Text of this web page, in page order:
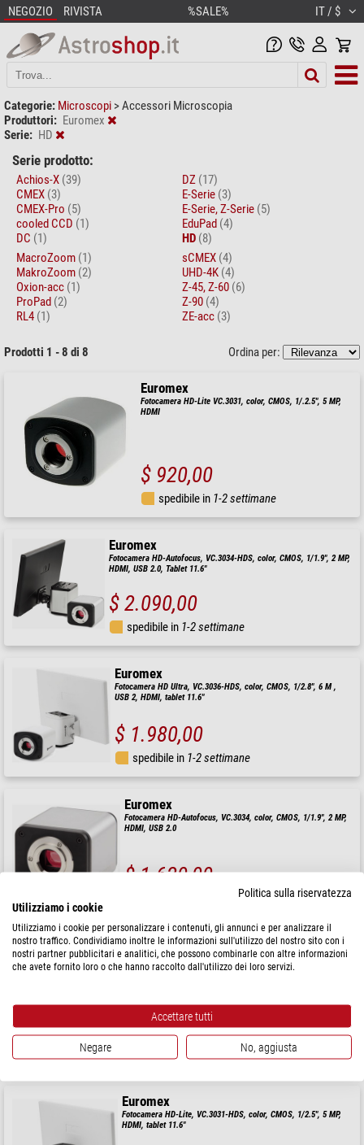
NEGOZIO RIVISTA %SALE% IT / $
Categorie: Microscopi >Accessori Microscopia
Produttori: Euromex
Serie: HD
Serie prodotto:
Achios-X (39)
CMEX (3)
CMEX-Pro (5)
cooled CCD (1)
DC (1)
DZ (17)
E-Serie (3)
E-Serie, Z-Serie (5)
EduPad (4)
HD (8)
MacroZoom (1)
MakroZoom (2)
Oxion-acc (1)
ProPad (2)
RL4 (1)
sCMEX (4)
UHD-4K (4)
Z-45, Z-60 (6)
Z-90 (4)
ZE-acc (3)
Prodotti 1 - 8 di 8 Ordina per:
Euromex
Fotocamera HD-Lite VC.3031, color, CMOS, 1/.2.5", 5 MP,
HDMI
$ 920,00
spedibile in 1-2 settimane
Euromex
Fotocamera HD-Autofocus, VC.3034-HDS, color, CMOS, 1/1.9", 2 MP,
HDMI, USB 2.0, Tablet 11.6"
$ 2.090,00
spedibile in 1-2 settimane
Euromex
Fotocamera HD Ultra, VC.3036-HDS, color, CMOS, 1/2.8", 6 M ,
USB 2, HDMI, tablet 11.6"
$ 1.980,00
spedibile in 1-2 settimane
Euromex
Fotocamera HD-Autofocus, VC.3034, color, CMOS, 1/1.9", 2 MP,
HDMI, USB 2.0
$ 1.620,00
1-2 settimane
Euromex
Fotocamera HD Ultra, VC.3036, color, CMOS, 1/2.8", 6 MP,
HDMI
$ 1.580,00
spedibile in1-2 settimane
Euromex
Fotocamera HD-Lite, VC.3031-HDS, color, CMOS, 1/2.5", 5 MP,
HDMI, tablet 11.6"
Politica sulla riservatezza
Utilizziamo i cookie
Utilizziamo i cookie per personalizzare i contenuti, gli annunci e per analizzare il
nostro traffico. Condividiamo inoltre le informazioni sull'utilizzo del nostro sito con i
nostri partner pubblicitari e analitici, che possono combinarle con altre informazioni
che avete fornito loro o che hanno raccolto dall'utilizzo dei loro servizi.
Accettare tutti
Negare No, aggiusta